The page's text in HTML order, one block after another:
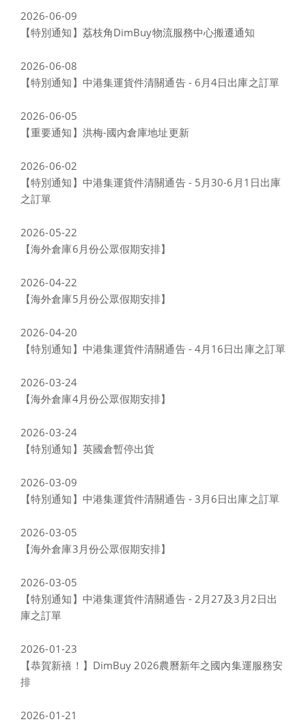
2026-06-09
【特別通知】荔枝角DimBuy物流服務中心搬遷通知
2026-06-08
【特別通知】中港集運貨件清關通告 - 6月4日出庫之訂單
2026-06-05
【重要通知】洪梅-國內倉庫地址更新
2026-06-02
【特別通知】中港集運貨件清關通告 - 5月30-6月1日出庫
之訂單
2026-05-22
【海外倉庫6月份公眾假期安排】
2026-04-22
【海外倉庫5月份公眾假期安排】
2026-04-20
【特別通知】中港集運貨件清關通告 - 4月16日出庫之訂單
2026-03-24
【海外倉庫4月份公眾假期安排】
2026-03-24
【特別通知】英國倉暫停出貨
2026-03-09
【特別通知】中港集運貨件清關通告 - 3月6日出庫之訂單
2026-03-05
【海外倉庫3月份公眾假期安排】
2026-03-05
【特別通知】中港集運貨件清關通告 - 2月27及3月2日出
庫之訂單
2026-01-23
【恭賀新禧！】DimBuy 2026農曆新年之國內集運服務安
排
2026-01-21